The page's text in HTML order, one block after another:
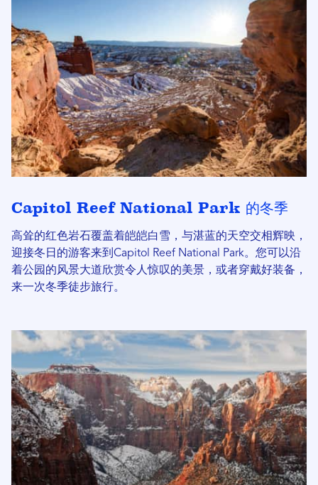
Capitol Reef National Park 的冬季
高耸的红色岩石覆盖着皑皑白雪，与湛蓝的天空交相辉映，
迎接冬日的游客来到Capitol Reef National Park。您可以沿
着公园的风景大道欣赏令人惊叹的美景，或者穿戴好装备，
来一次冬季徒步旅行。